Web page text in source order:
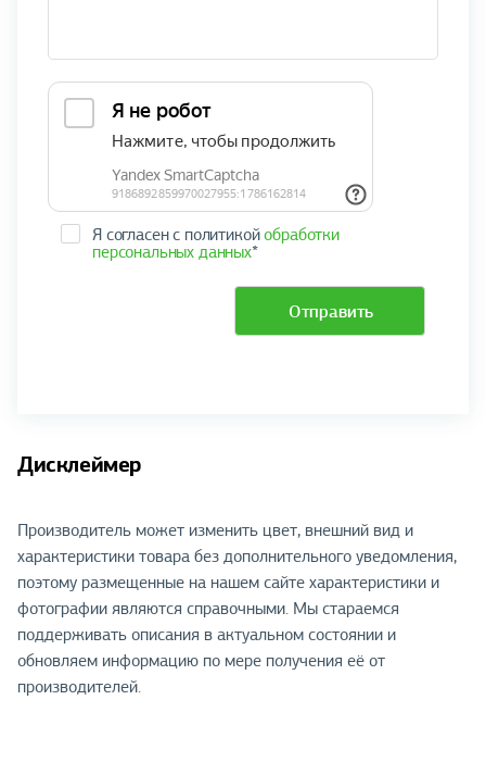
Я согласен с политикойобработки
персональных данных*
Отправить
Дисклеймер
Производитель может изменить цвет, внешний вид и
характеристики товара без дополнительного уведомления,
поэтому размещенные на нашем сайте характеристики и
фотографии являются справочными. Мы стараемся
поддерживать описания в актуальном состоянии и
обновляем информацию по мере получения её от
производителей.